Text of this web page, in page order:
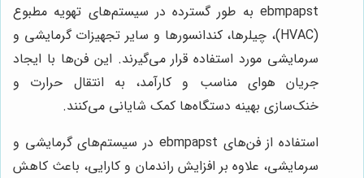
ebmpapst به طور گسترده در سیستم‌های تهویه مطبوع
(HVAC)، چیلرها، کندانسورها و سایر تجهیزات گرمایشی و
سرمایشی مورد استفاده قرار می‌گیرند. این فن‌ها با ایجاد
جریان هوای مناسب و کارآمد، به انتقال حرارت و
خنک‌سازی بهینه دستگاه‌ها کمک شایانی می‌کنند.
استفاده از فن‌های ebmpapst در سیستم‌های گرمایشی و
سرمایشی، علاوه بر افزایش راندمان و کارایی، باعث کاهش